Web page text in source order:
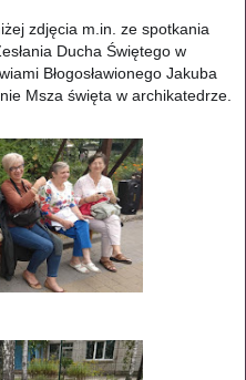
zdjęcia m.in. ze spotkania
Ducha Świętego w
Błogosławionego Jakuba
Msza święta w archikatedrze.